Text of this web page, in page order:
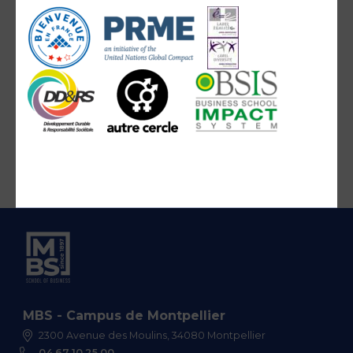
MBS - Campus de Montpellier
2300 Avenue des Moulins, 34080 Montpellier